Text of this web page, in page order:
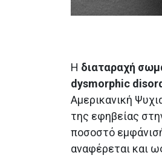
Η διαταραχή
dysmorphic
Αμερικανική
της εφηβείας
ποσοστό
αναφέρεται και